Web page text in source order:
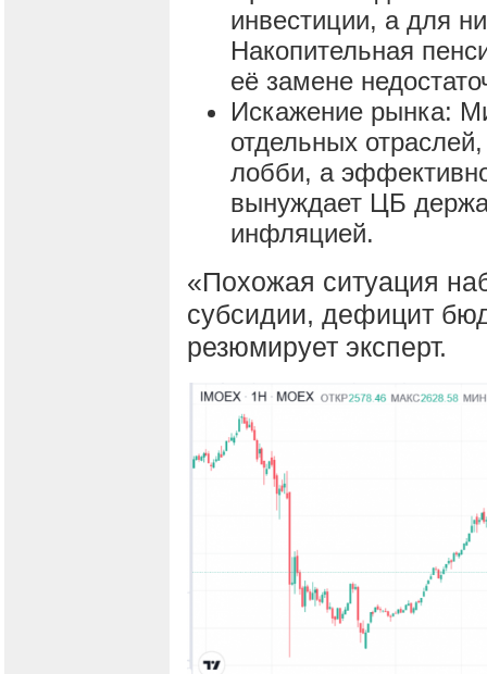
инвестиции, а для
Накопительная
её замене
Искажение рынка:
отдельных
лобби, а
вынуждает ЦБ
инфляцией.
«Похожая ситуация
субсидии, дефицит
резюмирует эксперт.